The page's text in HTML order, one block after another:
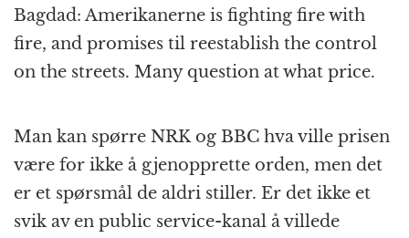
Bagdad: Amerikanerne is fighting fire with
fire, and promises til reestablish the control
on the streets. Many question at what price.
Man kan spørre NRK og BBC hva ville prisen
være for ikke å gjenopprette orden, men det
er et spørsmål de aldri stiller. Er det ikke et
svik av en public service-kanal å villede